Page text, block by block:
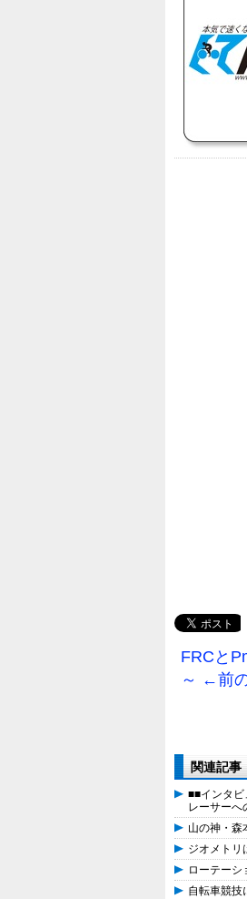
FRCと
～ ←前
関連記事
■■インタ
レーサーへ
山の神・森
ジオメト
ローテー
自転車競技